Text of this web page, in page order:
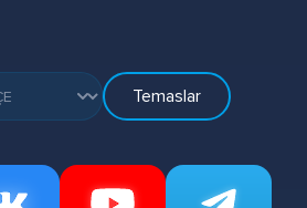
Temaslar